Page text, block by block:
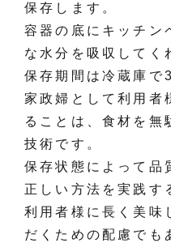
保存します。
容器の底にキッチン
な水分を吸収してく
保存期間は冷蔵庫で
家政婦として利用者
ることは、食材を無
技術です。
保存状態によって品
正しい方法を実践す
利用者様に長く美味
だくための配慮でも